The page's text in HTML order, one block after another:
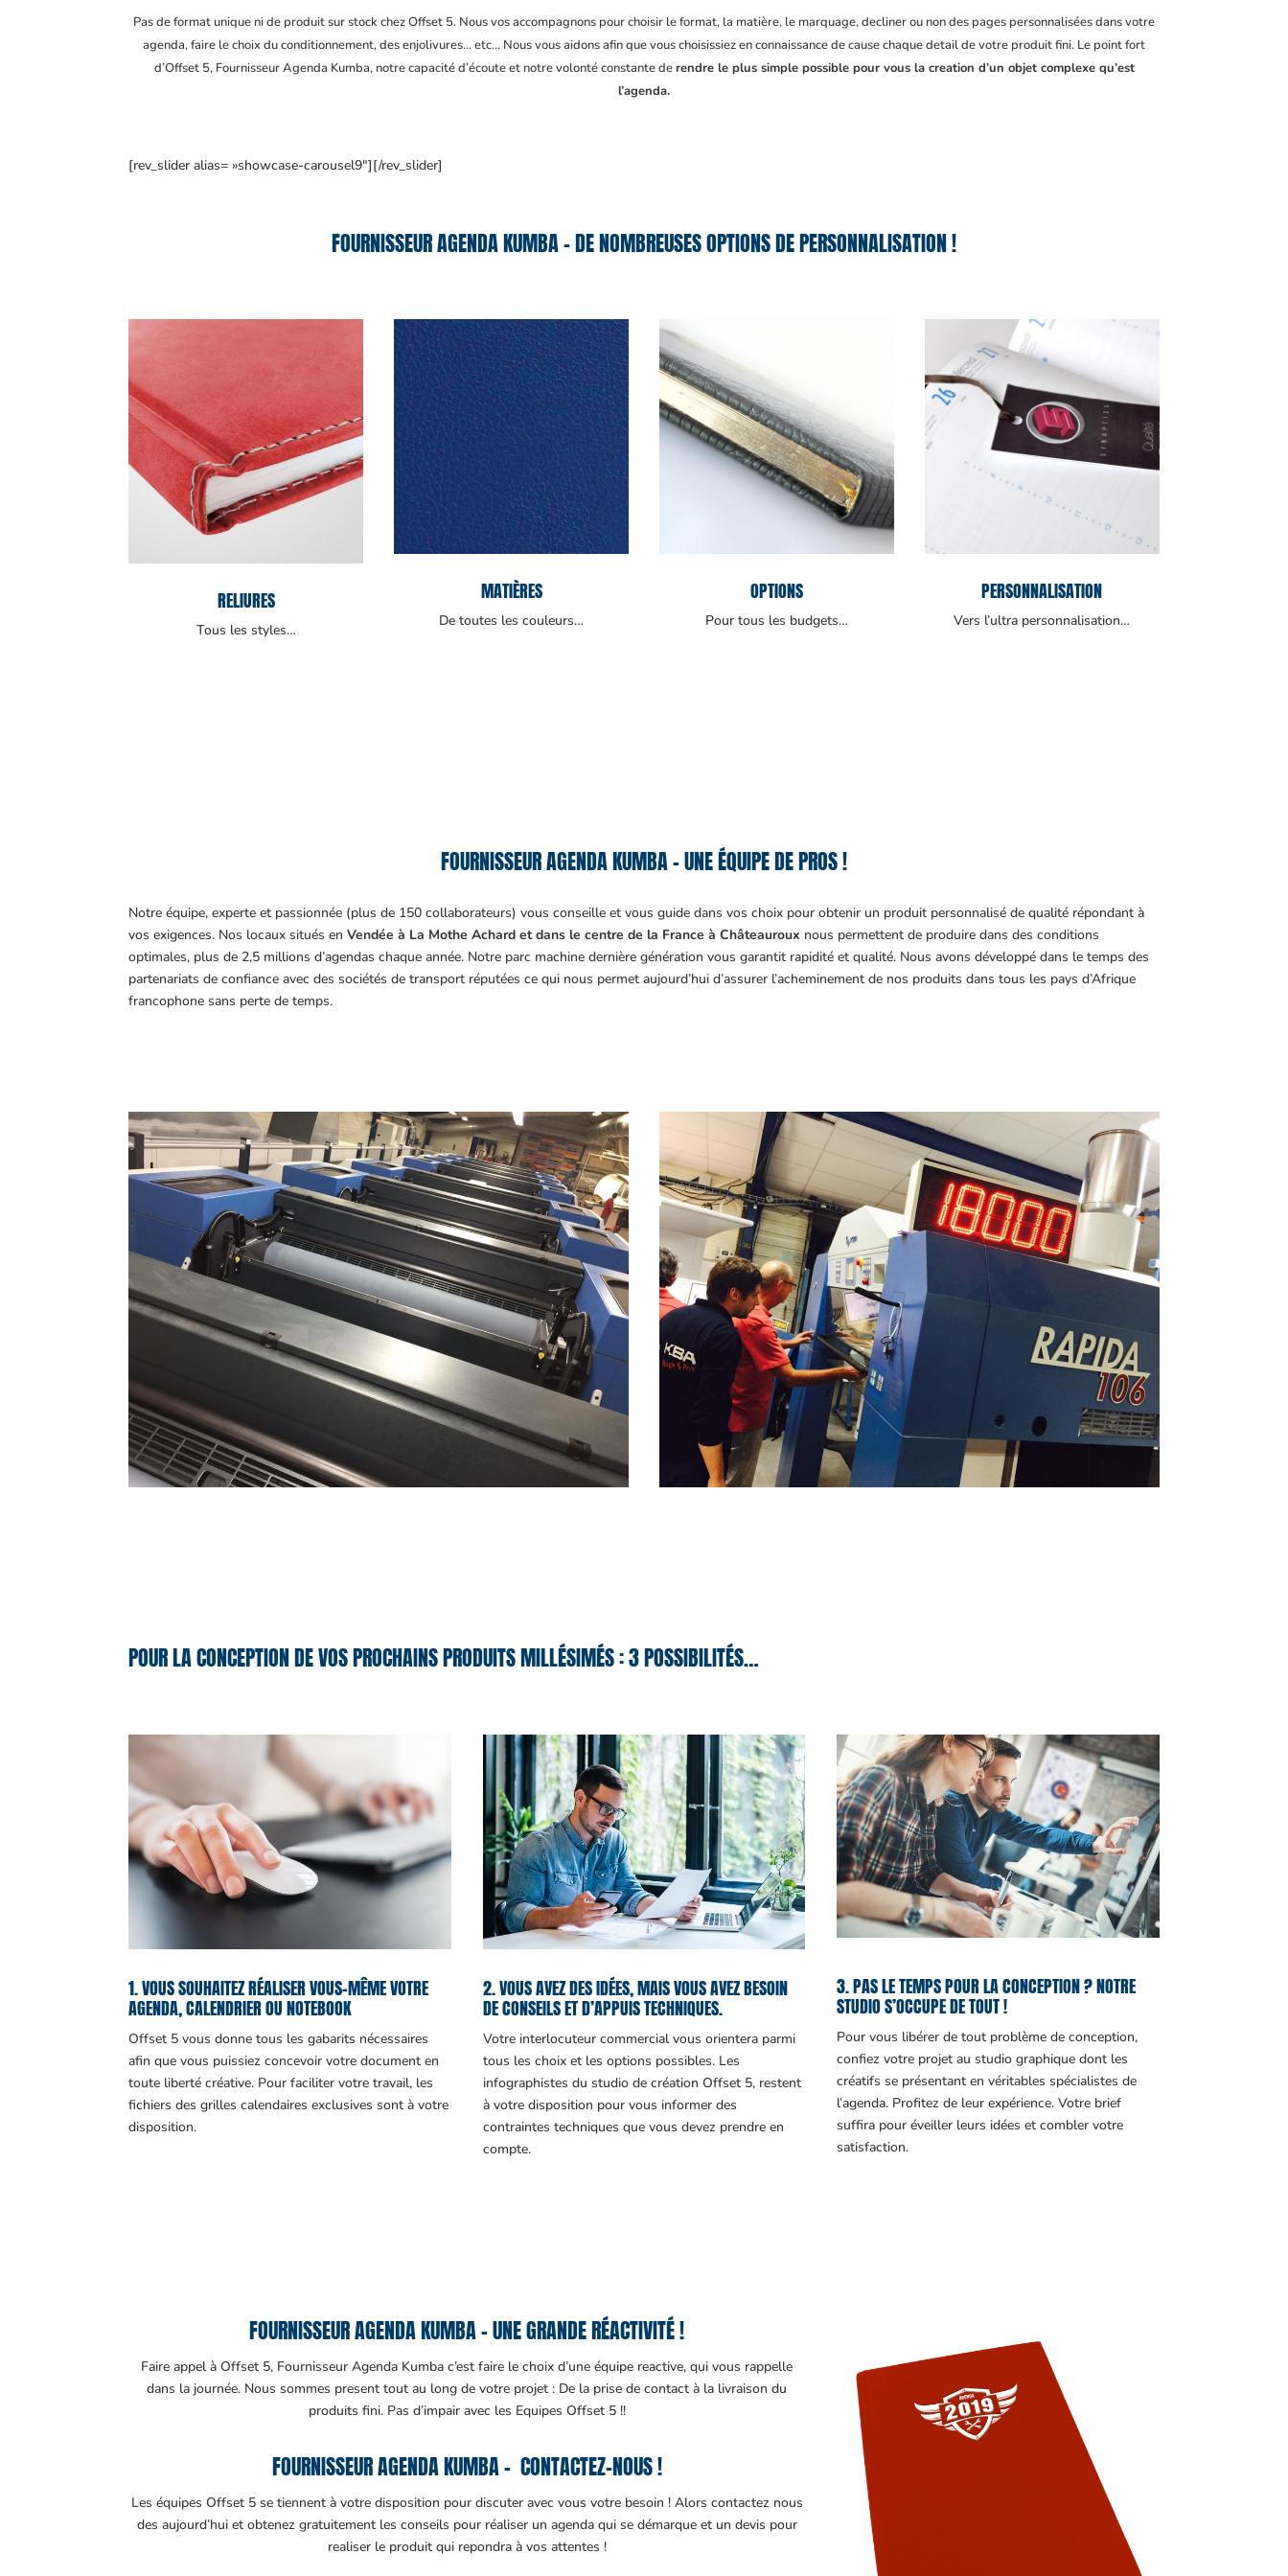
Pas de format unique ni de produit sur stock chez Offset 5. Nous vos accompagnons pour choisir le format, la matière, le marquage, decliner ou non des pages personnalisées dans votre
agenda, faire le choix du conditionnement, des enjolivures… etc… Nous vous aidons afin que vous choisissiez en connaissance de cause chaque detail de votre produit fini. Le point fort
d’Offset 5, Fournisseur Agenda Kumba, notre capacité d’écoute et notre volonté constante derendre le plus simple possible pour vous la creation d’un objet complexe qu’est
l’agenda.
[rev_slider alias= »showcase-carousel9″][/rev_slider]
FOURNISSEUR AGENDA KUMBA – DE NOMBREUSES OPTIONS DE PERSONNALISATION !
RELIURES
Tous les styles…
MATIÈRES
De toutes les couleurs…
OPTIONS
Pour tous les budgets…
PERSONNALISATION
Vers l’ultra personnalisation…
FOURNISSEUR AGENDA KUMBA – UNE ÉQUIPE DE PROS !
Notre équipe, experte et passionnée (plus de 150 collaborateurs) vous conseille et vous guide dans vos choix pour obtenir un produit personnalisé de qualité répondant à
vos exigences. Nos locaux situés enVendée à La Mothe Achard et dans le centre de la France à Châteauroux nous permettent de produire dans des conditions
optimales, plus de 2,5 millions d’agendas chaque année. Notre parc machine dernière génération vous garantit rapidité et qualité. Nous avons développé dans le temps des
partenariats de confiance avec des sociétés de transport réputées ce qui nous permet aujourd’hui d’assurer l’acheminement de nos produits dans tous les pays d’Afrique
francophone sans perte de temps.
POUR LA CONCEPTION DE VOS PROCHAINS PRODUITS MILLÉSIMÉS : 3 POSSIBILITÉS…
1. VOUS SOUHAITEZ RÉALISER VOUS-MÊME VOTRE
AGENDA, CALENDRIER OU NOTEBOOK
Offset 5 vous donne tous les gabarits nécessaires
afin que vous puissiez concevoir votre document en
toute liberté créative. Pour faciliter votre travail, les
fichiers des grilles calendaires exclusives sont à votre
disposition.
2. VOUS AVEZ DES IDÉES, MAIS VOUS AVEZ BESOIN
DE CONSEILS ET D’APPUIS TECHNIQUES.
Votre interlocuteur commercial vous orientera parmi
tous les choix et les options possibles. Les
infographistes du studio de création Offset 5, restent
à votre disposition pour vous informer des
contraintes techniques que vous devez prendre en
compte.
3. PAS LE TEMPS POUR LA CONCEPTION ? NOTRE
STUDIO S’OCCUPE DE TOUT !
Pour vous libérer de tout problème de conception,
confiez votre projet au studio graphique dont les
créatifs se présentant en véritables spécialistes de
l’agenda. Profitez de leur expérience. Votre brief
suffira pour éveiller leurs idées et combler votre
satisfaction.
FOURNISSEUR AGENDA KUMBA – UNE GRANDE RÉACTIVITÉ !
Faire appel à Offset 5, Fournisseur Agenda Kumba c’est faire le choix d’une équipe reactive, qui vous rappelle
dans la journée. Nous sommes present tout au long de votre projet : De la prise de contact à la livraison du
produits fini. Pas d’impair avec les Equipes Offset 5 !!
FOURNISSEUR AGENDA KUMBA – CONTACTEZ-NOUS !
Les équipes Offset 5 se tiennent à votre disposition pour discuter avec vous votre besoin ! Alors contactez nous
des aujourd’hui et obtenez gratuitement les conseils pour réaliser un agenda qui se démarque et un devis pour
realiser le produit qui repondra à vos attentes !